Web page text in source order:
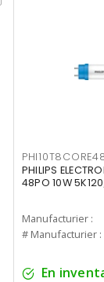
PHILIPS
48PO 10W
Manufacturier :
# Manufacturier :
En